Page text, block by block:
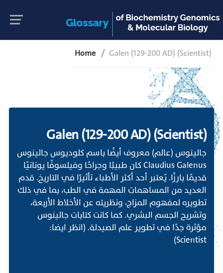
Home Galen (129-200 AD) (Scientist)
Galen (129-200 AD) (Scientist)
جالينوس (عالم) معروف أيضًا باسم كلوديوس جالينوس
Claudius Galenus كان طبيبًا وجراحًا وفيلسوفًا يونانيًا
قديمًا بارزًا. يُعتبر أحد أكثر الأطباء تأثيرًا في التاريخ. قدم
العديد من المساهمات المهمة في الطب، بما في ذلك
تطويره لمفهوم المزاج، ونظريته عن الأخلاط الأربعة،
وتشريح الجسم البشري. كما كانت كتابات جالينوس
مؤثرة جدًا في تطوير علم الصيدلة. (انظر ايضا:
Scientist)